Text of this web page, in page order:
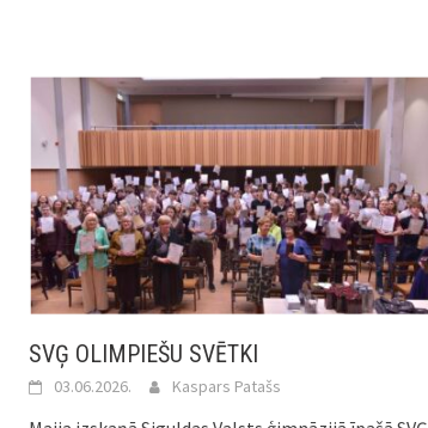
SVĢ OLIMPIEŠU SVĒTKI
03.06.2026. Kaspars Patašs